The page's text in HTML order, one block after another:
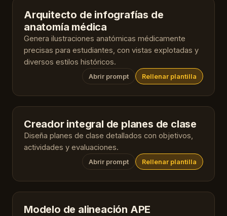
Arquitecto de infografías de
anatomía médica
Genera ilustraciones anatómicas médicamente
precisas para estudiantes, con vistas explotadas y
diversos estilos históricos.
Abrir prompt Rellenar plantilla
Creador integral de planes de clase
Diseña planes de clase detallados con objetivos,
actividades y evaluaciones.
Abrir prompt Rellenar plantilla
Modelo de alineación APE